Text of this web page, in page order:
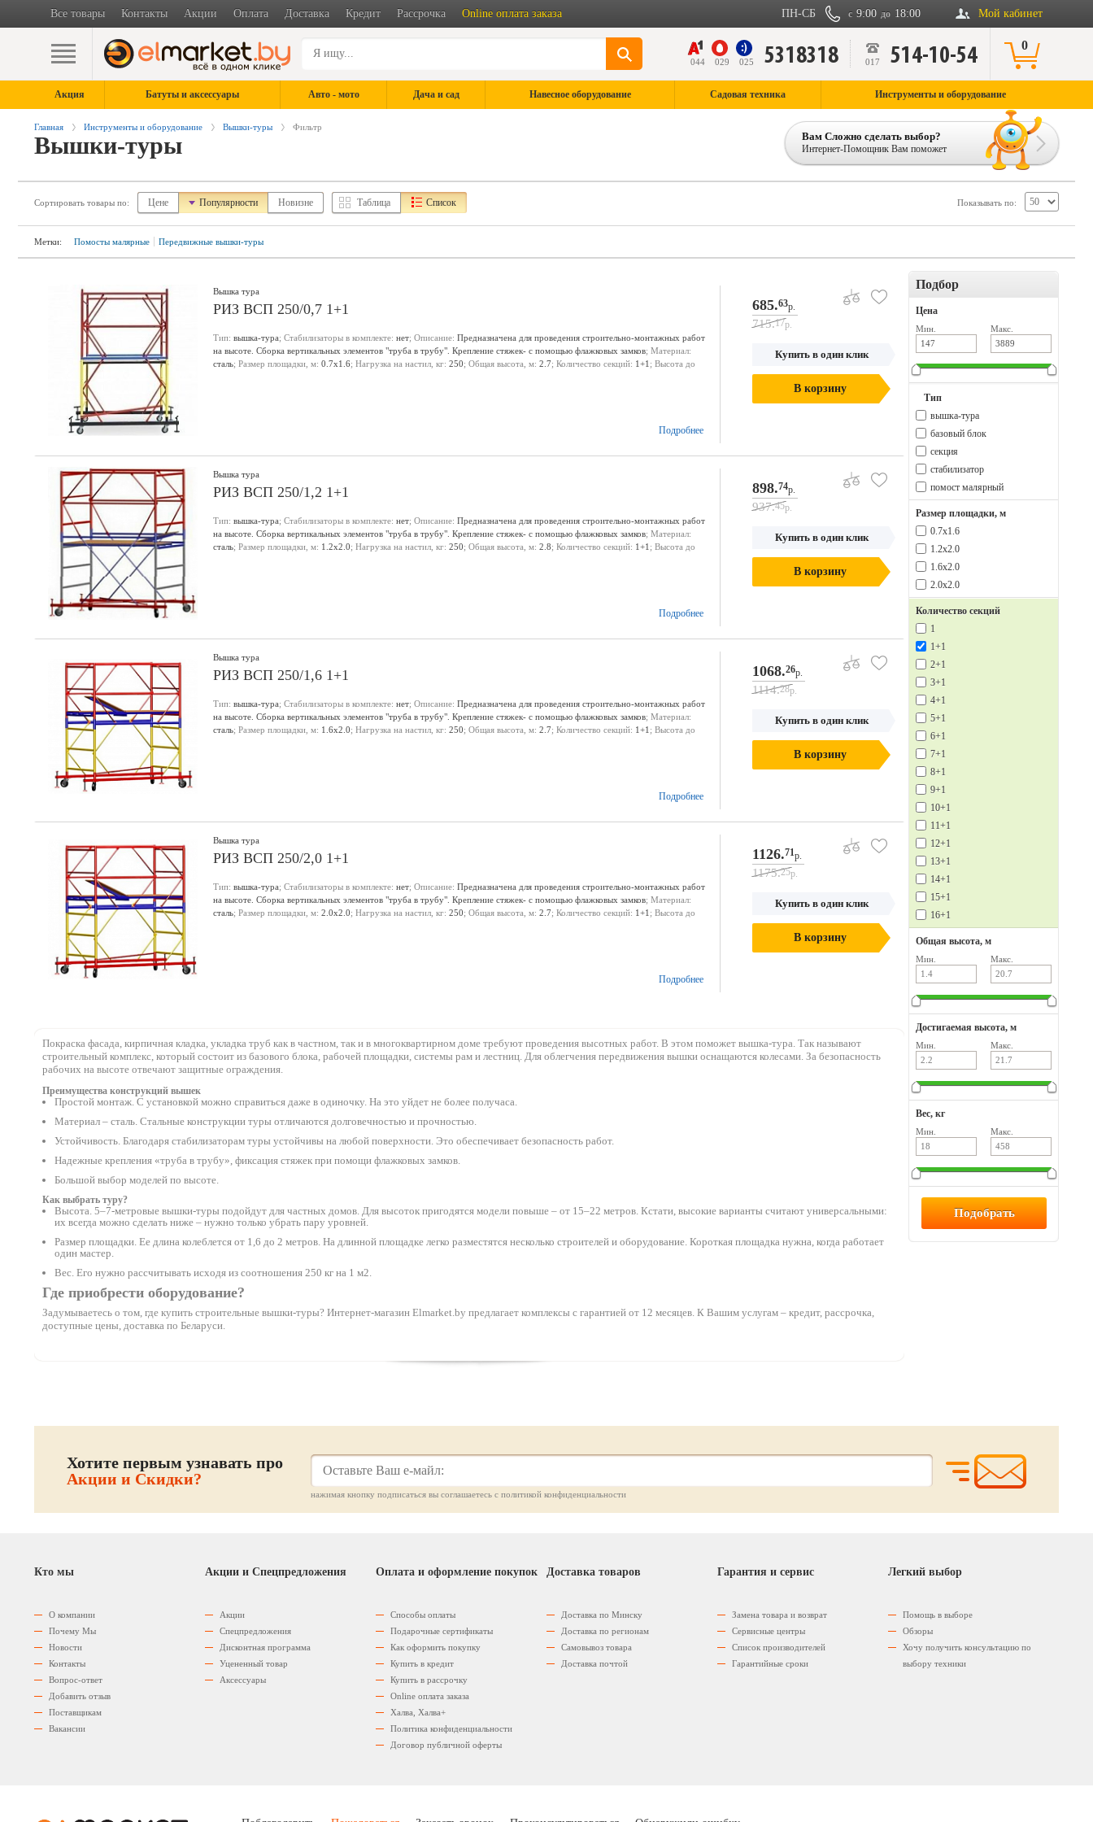
Все товары Контакты Акции Оплата Доставка Кредит Рассрочка Online оплата заказа Мой кабинет
с 9:00 до 18:00
ПН-СБ
044 029 025 5318318 017 514-10-54 0
Акция Батуты и аксессуары Авто - мото Дача и сад Навесное оборудование Садовая техника Инструменты и оборудование
Главная Инструменты и оборудование Вышки-туры Фильтр
Вышки-туры Вам Сложно сделать выбор?
Интернет-Помощник Вам поможет
Сортировать товары по: Цене Популярности Новизне Таблица Список Показывать по:
Метки: Помосты малярные Передвижные вышки-туры
Вышка тура
РИЗ ВСП 250/0,7 1+1
Тип: вышка-тура; Стабилизаторы в комплекте: нет; Описание: Предназначена для проведения строительно-монтажных работ
на высоте. Сборка вертикальных элементов "труба в трубу". Крепление стяжек- с помощью флажковых замков; Материал:
сталь; Размер площадки, м: 0.7х1.6; Нагрузка на настил, кг: 250; Общая высота, м: 2.7; Количество секций: 1+1 ; Высота до
Подробнее
685.63р.
715.17р.
Купить в один клик
В корзину
Вышка тура
РИЗ ВСП 250/1,2 1+1
Тип: вышка-тура; Стабилизаторы в комплекте: нет; Описание: Предназначена для проведения строительно-монтажных работ
на высоте. Сборка вертикальных элементов "труба в трубу". Крепление стяжек- с помощью флажковых замков; Материал:
сталь; Размер площадки, м: 1.2х2.0; Нагрузка на настил, кг: 250; Общая высота, м: 2.8; Количество секций: 1+1 ; Высота до
Подробнее
898.74р.
937.45р.
Купить в один клик
В корзину
Вышка тура
РИЗ ВСП 250/1,6 1+1
Тип: вышка-тура; Стабилизаторы в комплекте: нет; Описание: Предназначена для проведения строительно-монтажных работ
на высоте. Сборка вертикальных элементов "труба в трубу". Крепление стяжек- с помощью флажковых замков; Материал:
сталь; Размер площадки, м: 1.6х2.0; Нагрузка на настил, кг: 250; Общая высота, м: 2.7; Количество секций: 1+1 ; Высота до
Подробнее
1068.26р.
1114.28р.
Купить в один клик
В корзину
Вышка тура
РИЗ ВСП 250/2,0 1+1
Тип: вышка-тура; Стабилизаторы в комплекте: нет; Описание: Предназначена для проведения строительно-монтажных работ
на высоте. Сборка вертикальных элементов "труба в трубу". Крепление стяжек- с помощью флажковых замков; Материал:
сталь; Размер площадки, м: 2.0х2.0; Нагрузка на настил, кг: 250; Общая высота, м: 2.7; Количество секций: 1+1 ; Высота до
Подробнее
1126.71р.
1175.25р.
Купить в один клик
В корзину
Покраска фасада, кирпичная кладка, укладка труб как в частном, так и в многоквартирном доме требуют проведения высотных работ. В этом поможет вышка-тура. Так называют
строительный комплекс, который состоит из базового блока, рабочей площадки, системы рам и лестниц. Для облегчения передвижения вышки оснащаются колесами. За безопасность
рабочих на высоте отвечают защитные ограждения.
Преимущества конструкций вышек
Простой монтаж. С установкой можно справиться даже в одиночку. На это уйдет не более получаса.
Материал – сталь. Стальные конструкции туры отличаются долговечностью и прочностью.
Устойчивость. Благодаря стабилизаторам туры устойчивы на любой поверхности. Это обеспечивает безопасность работ.
Надежные крепления «труба в трубу», фиксация стяжек при помощи флажковых замков.
Большой выбор моделей по высоте.
Как выбрать туру?
Высота. 5–7-метровые вышки-туры подойдут для частных домов. Для высоток пригодятся модели повыше – от 15–22 метров. Кстати, высокие варианты считают универсальными:
их всегда можно сделать ниже – нужно только убрать пару уровней.
Размер площадки. Ее длина колеблется от 1,6 до 2 метров. На длинной площадке легко разместятся несколько строителей и оборудование. Короткая площадка нужна, когда работает
один мастер.
Вес. Его нужно рассчитывать исходя из соотношения 250 кг на 1 м2.
Где приобрести оборудование?
Задумываетесь о том, где купить строительные вышки-туры? Интернет-магазин Elmarket.by предлагает комплексы с гарантией от 12 месяцев. К Вашим услугам – кредит, рассрочка,
доступные цены, доставка по Беларуси.
Подбор
Цена
Мин. Макс.
Тип
вышка-тура
базовый блок
секция
стабилизатор
помост малярный
Размер площадки, м
0.7х1.6
1.2х2.0
1.6х2.0
2.0х2.0
Количество секций
1
1+1
2+1
3+1
4+1
5+1
6+1
7+1
8+1
9+1
10+1
11+1
12+1
13+1
14+1
15+1
16+1
Общая высота, м
Мин. Макс.
Достигаемая высота, м
Мин. Макс.
Вес, кг
Мин. Макс.
Хотите первым узнавать про
Акции и Скидки?
нажимая кнопку подписаться вы соглашаетесь с политикой конфиденциальности
Кто мы
О компании
Почему Мы
Новости
Контакты
Вопрос-ответ
Добавить отзыв
Поставщикам
Вакансии
Акции и Спецпредложения
Акции
Спецпредложения
Дисконтная программа
Уцененный товар
Аксессуары
Оплата и оформление покупок
Способы оплаты
Подарочные сертификаты
Как оформить покупку
Купить в кредит
Купить в рассрочку
Оnline оплата заказа
Халва, Халва+
Политика конфиденциальности
Договор публичной оферты
Доставка товаров
Доставка по Минску
Доставка по регионам
Самовывоз товара
Доставка почтой
Гарантия и сервис
Замена товара и возврат
Сервисные центры
Список производителей
Гарантийные сроки
Легкий выбор
Помощь в выборе
Обзоры
Хочу получить консультацию по
выбору техники